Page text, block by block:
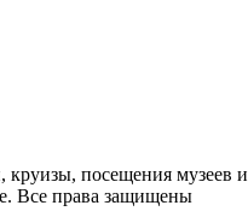
круизы, посещения музеев
Все права защищены